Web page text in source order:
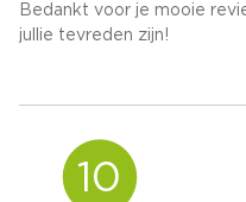
Bedankt voor je mooie
jullie tevreden zijn!
10